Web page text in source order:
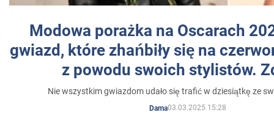
Modowa porażka na Oscarach
gwiazd, które zhańbiły się na
z powodu swoich stylistów.
Nie wszystkim gwiazdom udało się trafić w dziesiątkę ze
Dama03.03.2025 15:28